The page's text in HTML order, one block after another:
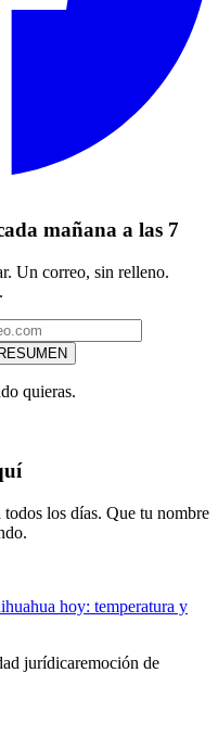
mañana a las 7
Un correo, sin relleno.
quieras.
los días. Que tu nombre
hoy: temperatura y
jurídicaremoción de